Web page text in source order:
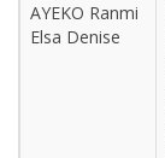
AYEKO Ranmi
Elsa Denise